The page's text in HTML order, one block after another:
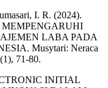
I. R. (2024).
LABA PADA
Musytari: Neraca
71-80.
INITIAL